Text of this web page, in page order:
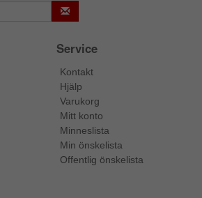
Service
Kontakt
Hjälp
Varukorg
Mitt konto
Minneslista
Min önskelista
Offentlig önskelista